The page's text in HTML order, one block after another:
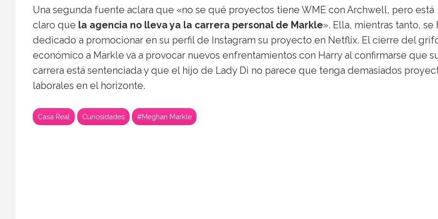
Una segunda fuente aclara que «no se qué proyectos tiene WME con Archwell, pero está
claro que la agencia no lleva ya la carrera personal de Markle». Ella, mientras tanto, se
dedicado a promocionar en su perfil de Instagram su proyecto en Netflix. El cierre del
económico a Markle va a provocar nuevos enfrentamientos con Harry al confirmarse que
carrera está sentenciada y que el hijo de Lady Di no parece que tenga demasiados
laborales en el horizonte.
Casa Real Curiosidades #Meghan Markle